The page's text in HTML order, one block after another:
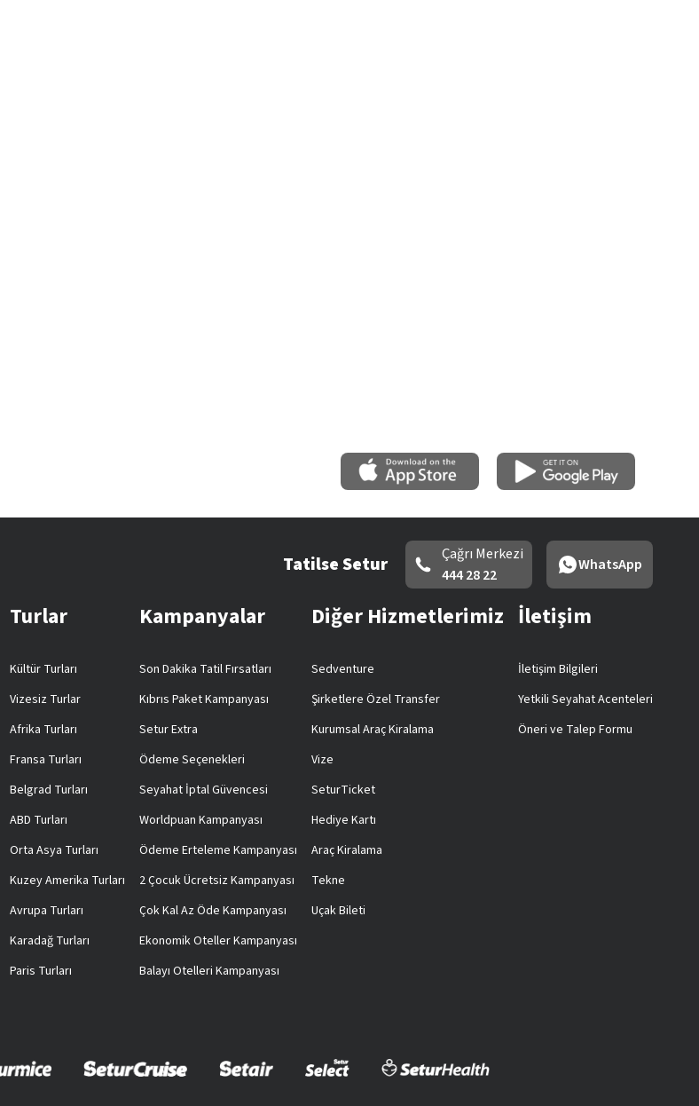
Tatilse Setur
Çağrı Merkezi
444 28 22
WhatsApp
Turlar
Kültür Turları
Vizesiz Turlar
Afrika Turları
Fransa Turları
Belgrad Turları
ABD Turları
Orta Asya Turları
Kuzey Amerika Turları
Avrupa Turları
Karadağ Turları
Paris Turları
Kampanyalar
Son Dakika Tatil Fırsatları
Kıbrıs Paket Kampanyası
Setur Extra
Ödeme Seçenekleri
Seyahat İptal Güvencesi
Worldpuan Kampanyası
Ödeme Erteleme Kampanyası
2 Çocuk Ücretsiz Kampanyası
Çok Kal Az Öde Kampanyası
Ekonomik Oteller Kampanyası
Balayı Otelleri Kampanyası
Diğer Hizmetlerimiz
Sedventure
Şirketlere Özel Transfer
Kurumsal Araç Kiralama
Vize
SeturTicket
Hediye Kartı
Araç Kiralama
Tekne
Uçak Bileti
İletişim
İletişim Bilgileri
Yetkili Seyahat Acenteleri
Öneri ve Talep Formu